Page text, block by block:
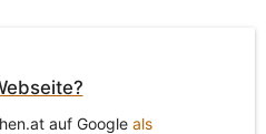
auf Google als